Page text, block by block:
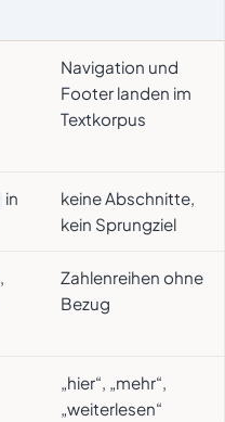
Navigation und
Footer landen im
Textkorpus
in
keine Abschnitte,
kein Sprungziel
,
Zahlenreihen ohne
Bezug
„hier“, „mehr“,
„weiterlesen“